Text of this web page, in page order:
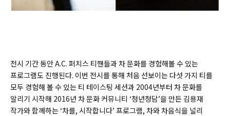
전시 기간 동안 A.C. 퍼치스 티핸들과 차 문화를 경험해볼 수 있는
프로그램도 진행된다. 이번 전시를 통해 처음 선보이는 다섯 가지 티를
모두 경험해 볼 수 있는 티 테이스팅 세션과 2004년부터 차 문화를
알리기 시작해 2016년 차 문화 커뮤니티 ‘청년청담’을 만든 김용재
작가와 함께하는 ‘차를, 시작합니다’ 프로그램, 차와 차음식을 널리